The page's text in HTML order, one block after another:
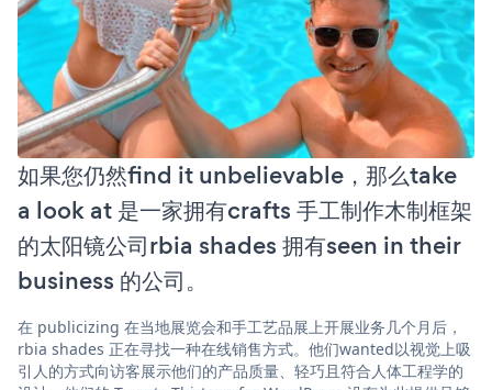
如果您仍然find it unbelievable，那么take
a look at 是一家拥有crafts 手工制作木制框架
的太阳镜公司rbia shades 拥有seen in their
business 的公司。
在 publicizing 在当地展览会和手工艺品展上开展业务几个月后，
rbia shades 正在寻找一种在线销售方式。他们wanted以视觉上吸
引人的方式向访客展示他们的产品质量、轻巧且符合人体工程学的